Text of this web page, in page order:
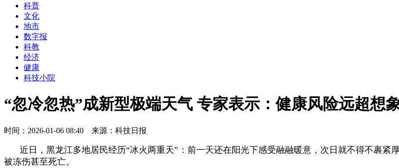
科普
文化
地市
数字报
科教
经济
健康
科技小院
“忽冷忽热”成新型极端天气 专家表示：健康风险远超想
时间：2026-01-06 08:40 来源：科技日报
近日，黑龙江多地居民经历“冰火两重天”：前一天还在阳光下感受融融暖意，次日就不得不裹
被冻伤甚至死亡。